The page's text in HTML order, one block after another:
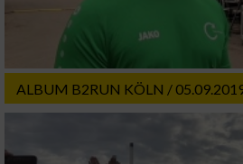
ALBUM B2RUN KÖLN /